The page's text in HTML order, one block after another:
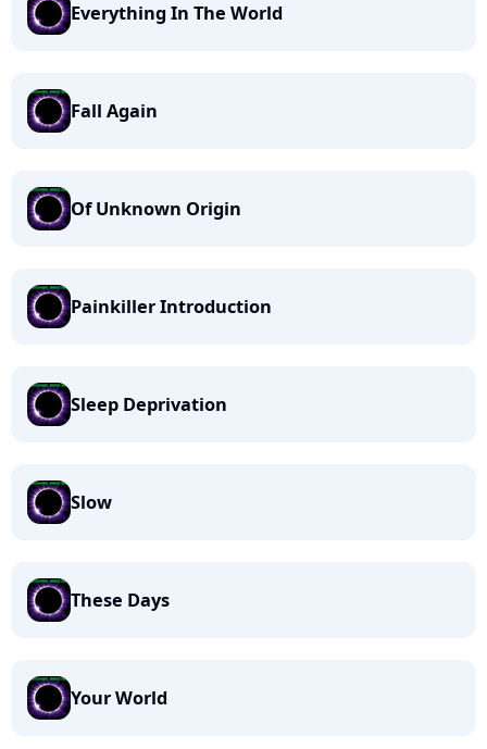
Everything In The World
Fall Again
Of Unknown Origin
Painkiller Introduction
Sleep Deprivation
Slow
These Days
Your World